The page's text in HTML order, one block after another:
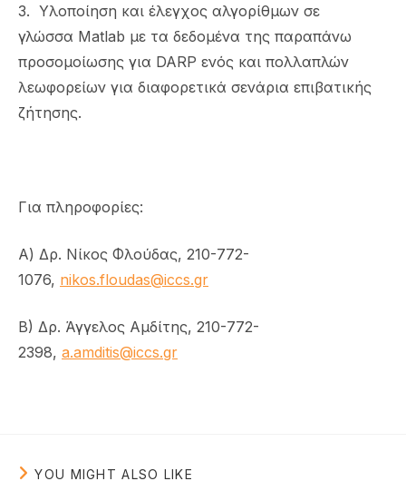
3. Υλοποίηση και έλεγχος αλγορίθμων σε
γλώσσα Matlab με τα δεδομένα της παραπάνω
προσομοίωσης για DARP ενός και πολλαπλών
λεωφορείων για διαφορετικά σενάρια επιβατικής
ζήτησης.
Για πληροφορίες:
Α) Δρ. Νίκος Φλούδας, 210-772-
1076, nikos.floudas@iccs.gr
B) Δρ. Άγγελος Αμδίτης, 210-772-
2398, a.amditis@iccs.gr
YOU MIGHT ALSO LIKE